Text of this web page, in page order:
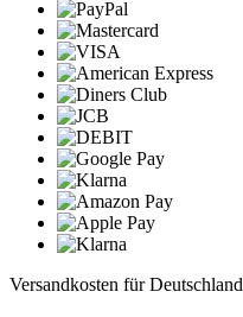
Versandkosten für Deutschland